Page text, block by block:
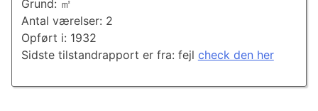
Grund: ㎡
Antal værelser: 2
Opført i: 1932
Sidste tilstandrapport er fra: fejl check den her